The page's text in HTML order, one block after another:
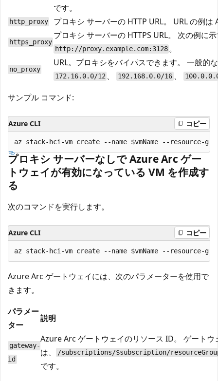
です。
http_proxy プロキシ サーバーの HTTP URL。 URL の例
https_proxy
プロキシ サーバーの HTTPS URL。 次の例に
http://proxy.example.com:3128 。
no_proxy
URL。プロキシをバイパスできます。 一般的
172.16.0.0/12 、 192.168.0.0/16 、
サンプル コマンド:
Azure CLI コピー
プロキシ サーバーなしで Azure Arc ゲー
トウェイが有効になっている VM を作成す
る
次のコマンドを実行します。
Azure CLI コピー
Azure Arc ゲートウェイには、次のパラメーターを使用で
きます。
パラメー
ター
説明
gateway-
id
Azure Arc ゲートウェイのリソース ID。 ゲートウ
は、
/subscriptions/$subscription/
です。